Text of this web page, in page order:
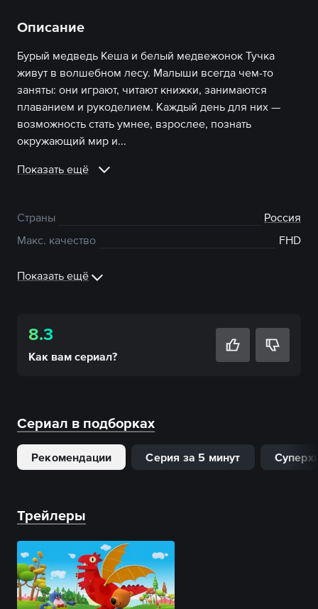
Описание
Бурый медведь Кеша и белый медвежонок Тучка
живут в волшебном лесу. Малыши всегда чем-то
заняты: они играют, читают книжки, занимаются
плаванием и рукоделием. Каждый день для них —
возможность стать умнее, взрослее, познать
окружающий мир и...
Показать ещё
Страны
Россия
Макс. качество
FHD
Показать ещё
8.3
Как вам сериал?
Сериал в подборках
Рекомендации Серия за 5 минут
Трейлеры